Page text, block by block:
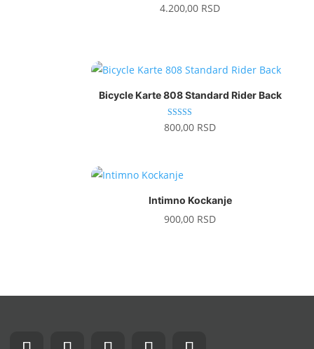
4.200,00 RSD
Bicycle Karte 808 Standard Rider Back
Ocenjeno
sa
800,00 RSD
Intimno Kockanje
900,00 RSD